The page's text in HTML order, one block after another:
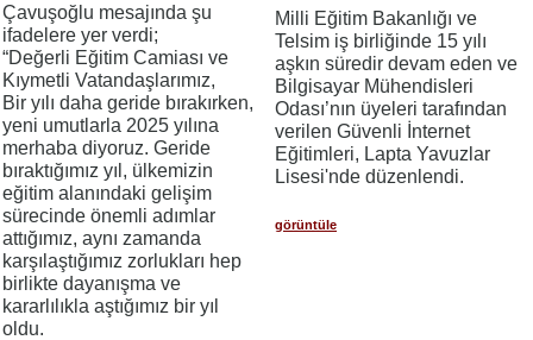
Çavuşoğlu mesajında şu
ifadelere yer verdi;
“Değerli Eğitim Camiası ve
Kıymetli Vatandaşlarımız,
Bir yılı daha geride bırakırken,
yeni umutlarla 2025 yılına
merhaba diyoruz. Geride
bıraktığımız yıl, ülkemizin
eğitim alanındaki gelişim
sürecinde önemli adımlar
attığımız, aynı zamanda
karşılaştığımız zorlukları hep
birlikte dayanışma ve
kararlılıkla aştığımız bir yıl
oldu.
​​​​​​​Milli Eğitim Bakanlığı ve
Telsim iş birliğinde 15 yılı
aşkın süredir devam eden ve
Bilgisayar Mühendisleri
Odası’nın üyeleri tarafından
verilen Güvenli İnternet
Eğitimleri, Lapta Yavuzlar
Lisesi'nde düzenlendi.
görüntüle